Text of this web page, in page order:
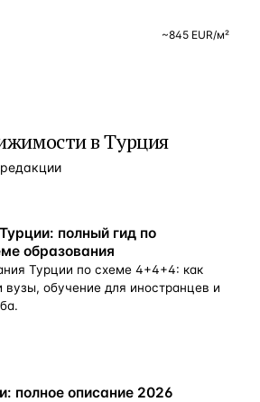
~845 EUR/м²
в Турция
полный гид по
образования
Турции по схеме 4+4+4: как
обучение для иностранцев и
полное описание 2026